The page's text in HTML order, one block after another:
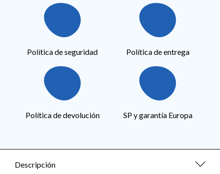
Política de seguridad Política de entrega
Política de devolución SP y garantía Europa
Descripción